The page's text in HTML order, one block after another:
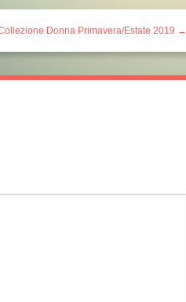
Donna Primavera/Estate 2019 →